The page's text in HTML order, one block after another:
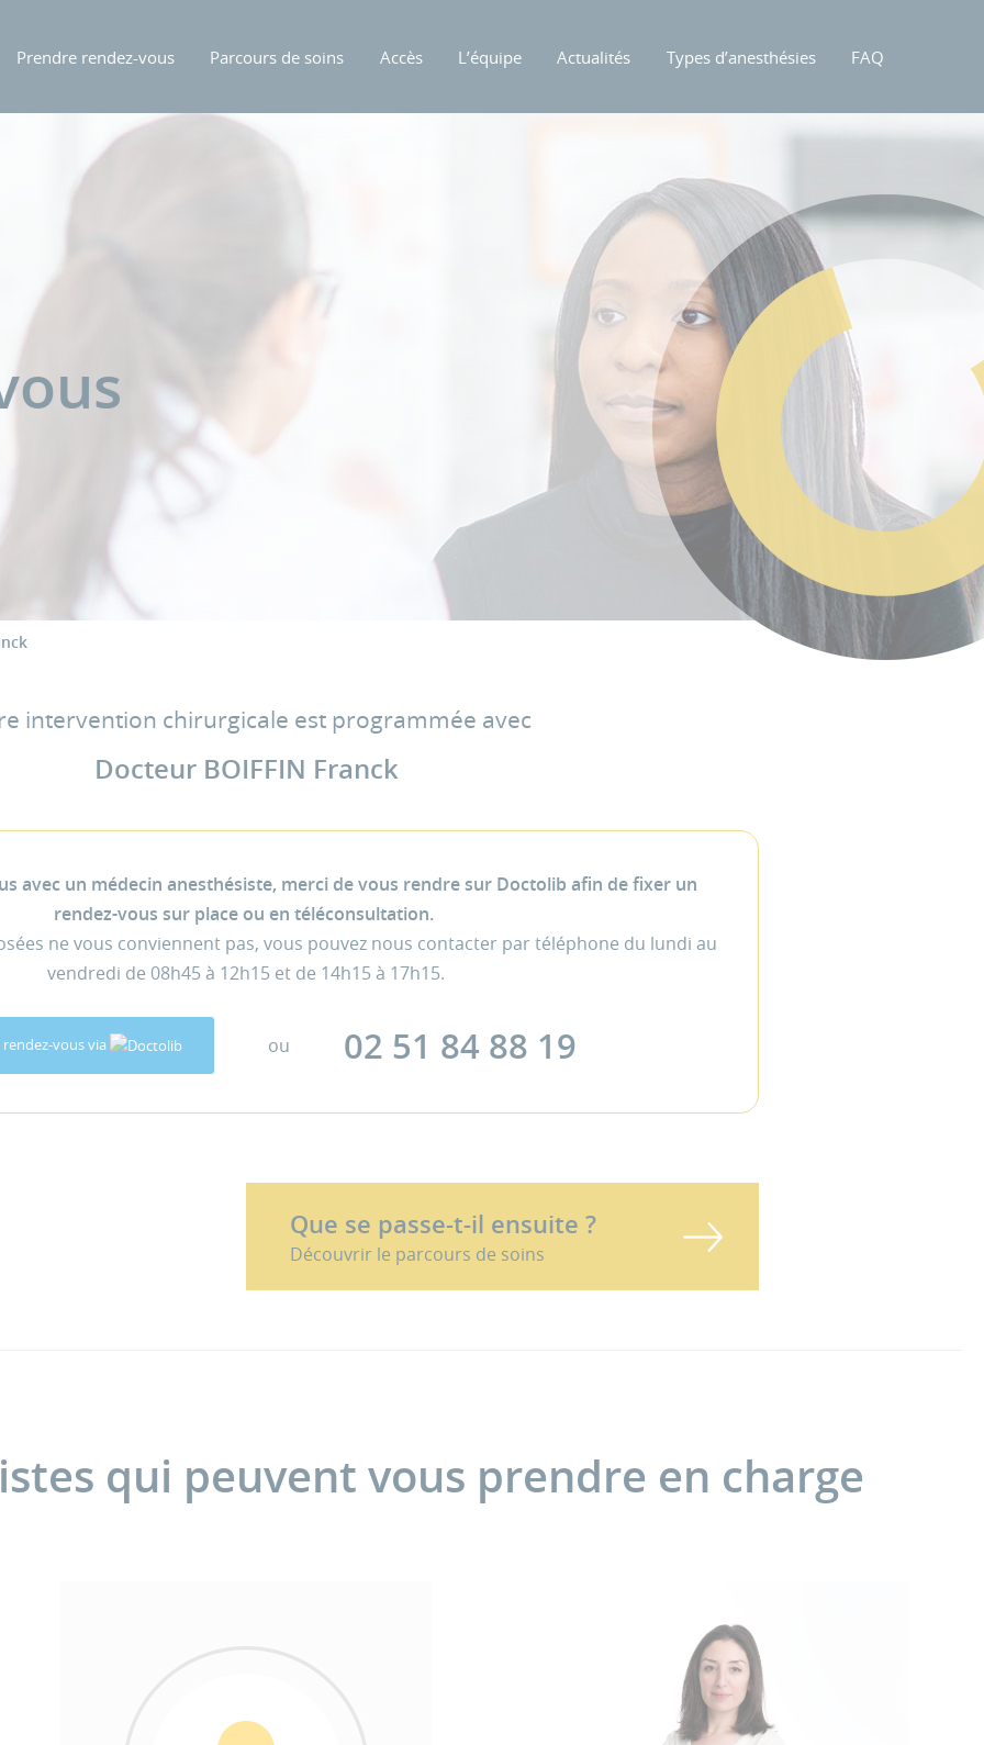
Prendre rendez-vous Parcours de soins Accès L’équipe Actualités Types d’anesthésies FAQ
intervention chirurgicale est programmée avec
Docteur BOIFFIN Franck
avec un médecin anesthésiste, merci de vous rendre sur Doctolib afin de fixer un
rendez-vous sur place ou en téléconsultation.
ne vous conviennent pas, vous pouvez nous contacter par téléphone du lundi au
vendredi de 08h45 à 12h15 et de 14h15 à 17h15.
vous via ou 02 51 84 88 19
Que se passe-t-il ensuite ?
Découvrir le parcours de soins
qui peuvent vous prendre en charge